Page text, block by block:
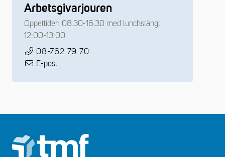
Arbetsgivarjouren
Öppettider: 08.30-16.30 med lunchstängt
12:00-13:00.
08-762 79 70
E-post
Footer